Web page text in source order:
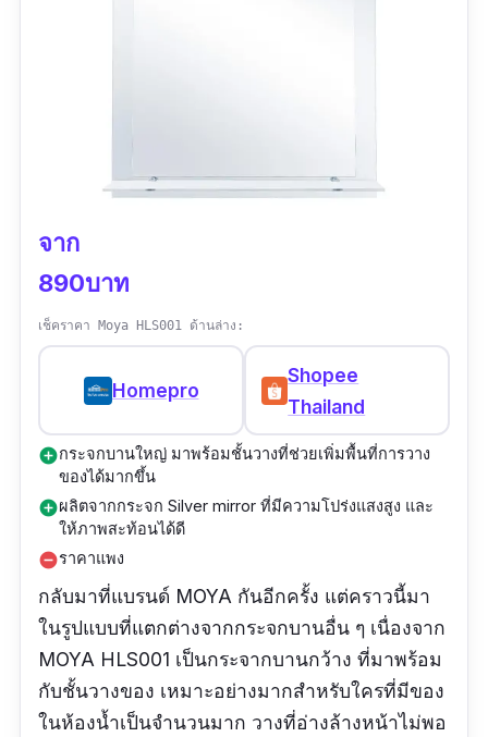
จาก
890บาท
เช็คราคา Moya HLS001 ด้านล่าง:
Homepro
Shopee
Thailand
add_circleกระจกบานใหญ่ มาพร้อมชั้นวางที่ช่วยเพิ่มพื้นที่การวาง
ของได้มากขึ้น
add_circleผลิตจากกระจก Silver mirror ที่มีความโปร่งแสงสูง และ
ให้ภาพสะท้อนได้ดี
remove_circleราคาแพง
กลับมาที่แบรนด์ MOYA กันอีกครั้ง แต่คราวนี้มา
ในรูปแบบที่แตกต่างจากกระจกบานอื่น ๆ เนื่องจาก
MOYA HLS001 เป็นกระจากบานกว้าง ที่มาพร้อม
กับชั้นวางของ เหมาะอย่างมากสำหรับใครที่มีของ
ในห้องน้ำเป็นจำนวนมาก วางที่อ่างล้างหน้าไม่พอ